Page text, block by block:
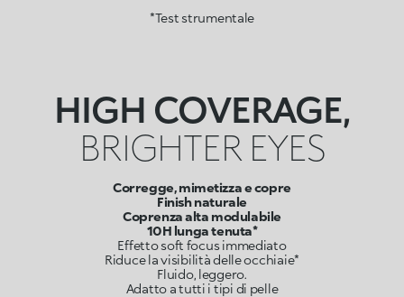
*Test strumentale
HIGH COVERAGE,
BRIGHTER EYES
Corregge, mimetizza e copre
Finish naturale
Coprenza alta modulabile
10H lunga tenuta*
Effetto soft focus immediato
Riduce la visibilità delle occhiaie*
Fluido, leggero.
Adatto a tutti i tipi di pelle